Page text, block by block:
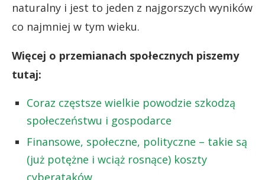
naturalny i jest to jeden z najgorszych wyników
co najmniej w tym wieku.
Więcej o przemianach społecznych piszemy
tutaj:
Coraz częstsze wielkie powodzie szkodzą
społeczeństwu i gospodarce
Finansowe, społeczne, polityczne – takie są
(już potężne i wciąż rosnące) koszty
cyberataków